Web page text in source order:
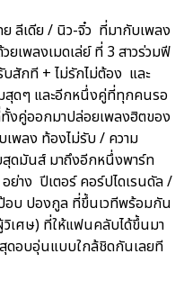
ย ลีเดีย / นิว-จิ๋ว ที่มากับเพลง
วยเพลงเมดเล่ย์ ที่ 3 สาวร่วมฟี
สักที + ไม่รักไม่ต้อง และ
สุดๆ และอีกหนึ่งคู่ที่ทุกคนรอ
คู่ออกมาปล่อยเพลงฮิตของ
พลง ท้องไม่รับ / ความ
ดมันส์ มาถึงอีกหนึ่งพาร์ท
ย่าง ปีเตอร์ คอร์ปไดเรนดัล /
อบ ปองกูล ที่ขึ้นเวทีพร้อมกัน
วิเศษ) ที่ให้แฟนคลับได้ขึ้นมา
ดอบอุ่นแบบใกล้ชิดกันเลยที